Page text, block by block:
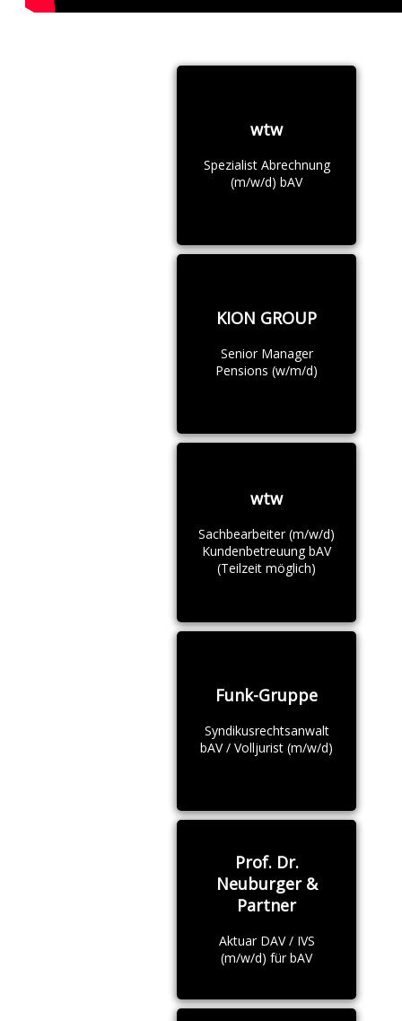
wtw
Spezialist Abrechnung
(m/w/d) bAV
KION GROUP
Senior Manager
Pensions (w/m/d)
wtw
Sachbearbeiter (m/w/d)
Kundenbetreuung bAV
(Teilzeit möglich)
Funk-Gruppe
Syndikusrechtsanwalt
bAV / Volljurist (m/w/d)
Prof. Dr.
Neuburger &
Partner
Aktuar DAV / IVS
(m/w/d) für bAV